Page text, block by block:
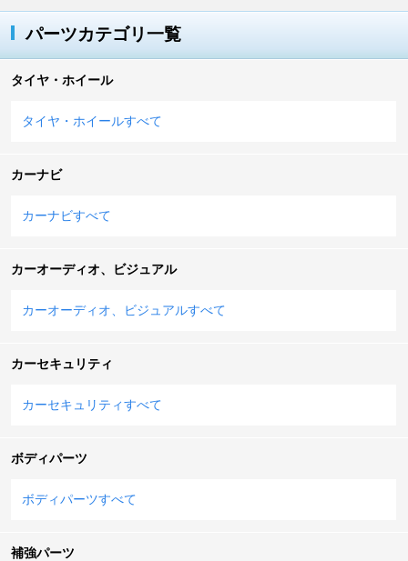
パーツカテゴリ一覧
タイヤ・ホイール
タイヤ・ホイールすべて
カーナビ
カーナビすべて
カーオーディオ、ビジュアル
カーオーディオ、ビジュアルすべて
カーセキュリティ
カーセキュリティすべて
ボディパーツ
ボディパーツすべて
補強パーツ